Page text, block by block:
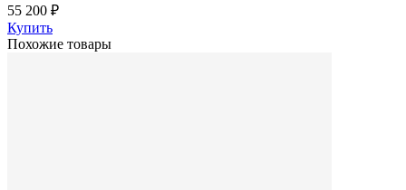
55 200 ₽
Купить
Похожие товары